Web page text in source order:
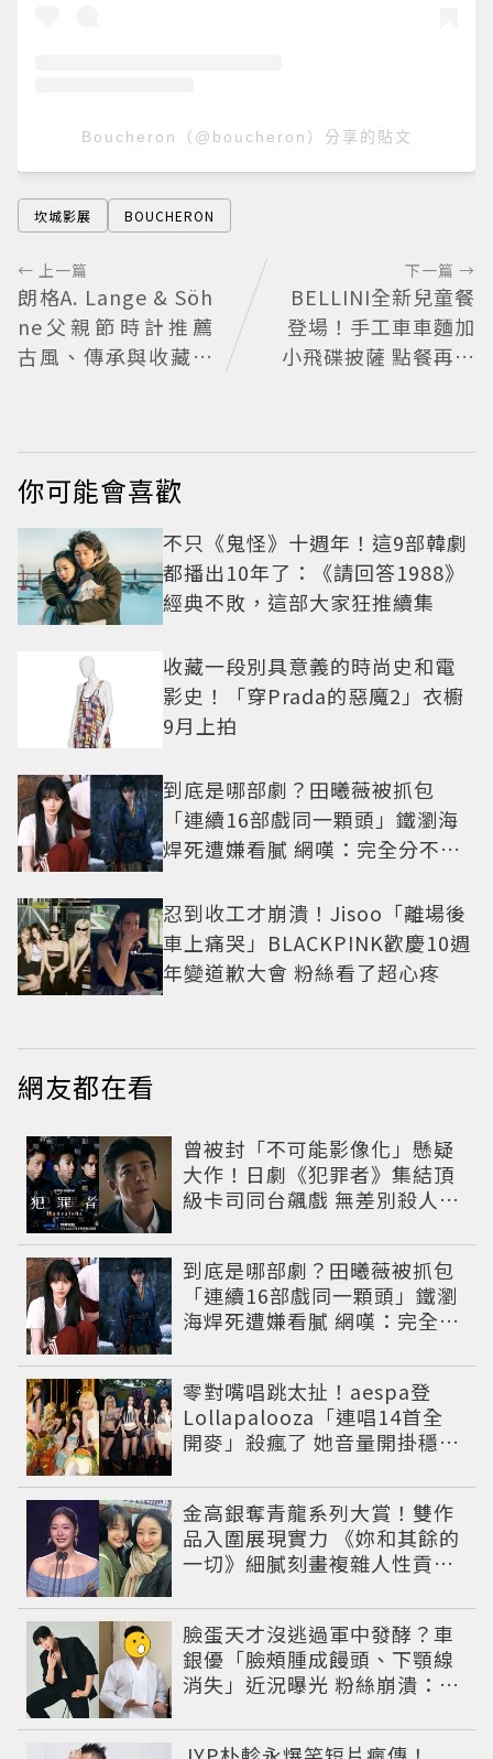
Boucheron（@boucheron）分享的貼文
坎城影展 BOUCHERON
← 上一篇
朗格A. Lange & Söh
ne父親節時計推薦
古風、傳承與收藏的
下一篇 →
BELLINI全新兒童餐
登場！手工車車麵加
小飛碟披薩 點餐再送
你可能會喜歡
不只《鬼怪》十週年！這9部韓劇
都播出10年了：《請回答1988》
經典不敗，這部大家狂推續集
收藏一段別具意義的時尚史和電
影史！「穿Prada的惡魔2」衣櫥
9月上拍
到底是哪部劇？田曦薇被抓包
「連續16部戲同一顆頭」鐵瀏海
焊死遭嫌看膩 網嘆：完全分不出
忍到收工才崩潰！Jisoo「離場後
車上痛哭」BLACKPINK歡慶10週
年變道歉大會 粉絲看了超心疼
網友都在看
曾被封「不可能影像化」懸疑
大作！日劇《犯罪者》集結頂
級卡司同台飆戲 無差別殺人案
到底是哪部劇？田曦薇被抓包
「連續16部戲同一顆頭」鐵瀏
海焊死遭嫌看膩 網嘆：完全分
零對嘴唱跳太扯！aespa登
Lollapalooza「連唱14首全
開麥」殺瘋了 她音量開掛穩到
金高銀奪青龍系列大賞！雙作
品入圍展現實力 《妳和其餘的
一切》細膩刻畫複雜人性貢獻
臉蛋天才沒逃過軍中發酵？車
銀優「臉頰腫成饅頭、下顎線
消失」近況曝光 粉絲崩潰：空